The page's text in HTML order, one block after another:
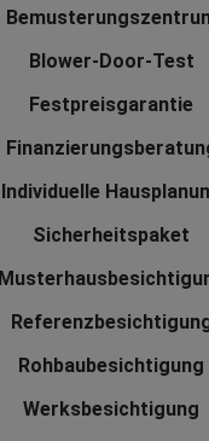
Blower-Door-Test
Festpreisgarantie
Individuelle
Sicherheitspaket
Rohbaubesichtigung
Werksbesichtigung